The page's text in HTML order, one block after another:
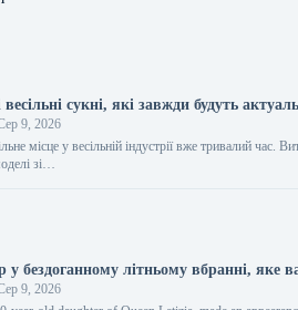
весільні сукні, які завжди будуть
9, 2026
місце у весільній індустрії вже тривалий час.
зі…
у бездоганному літньому вбранні, яке
9, 2026